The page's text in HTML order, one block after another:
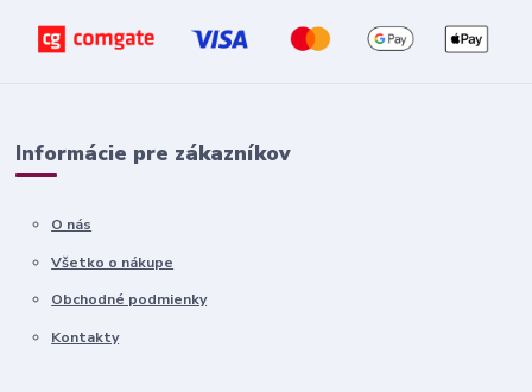
Informácie pre zákazníkov
O nás
Všetko o nákupe
Obchodné podmienky
Kontakty